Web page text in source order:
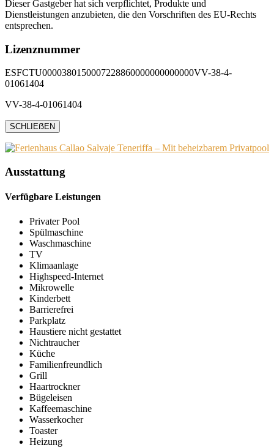
Dieser Gastgeber hat sich verpflichtet, Produkte und
Dienstleistungen anzubieten, die den Vorschriften des EU-Rechts
entsprechen.
Lizenznummer
ESFCTU0000380150007228860000000000000VV-38-4-
01061404
VV-38-4-01061404
SCHLIEẞEN
Ausstattung
Verfügbare Leistungen
Privater Pool
Spülmaschine
Waschmaschine
TV
Klimaanlage
Highspeed-Internet
Mikrowelle
Kinderbett
Barrierefrei
Parkplatz
Haustiere nicht gestattet
Nichtraucher
Küche
Familienfreundlich
Grill
Haartrockner
Bügeleisen
Kaffeemaschine
Wasserkocher
Toaster
Heizung